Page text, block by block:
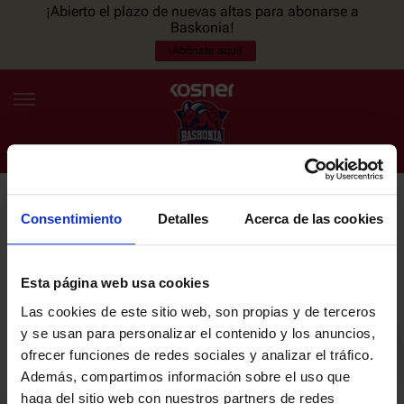
Consentimiento Detalles Acerca de las cookies
Esta página web usa cookies
Las cookies de este sitio web, son propias y de terceros
y se usan para personalizar el contenido y los anuncios,
ofrecer funciones de redes sociales y analizar el tráfico.
Además, compartimos información sobre el uso que
haga del sitio web con nuestros partners de redes
¡Abierto el plazo de nuevas altas para abonarse a
Baskonia!
¡Abónate aquí!
ES EU
NOTICIAS
PLANTILLA
ENTRADAS
NEWSLETTER
últimas noticias y promociones del club.
Email
He leído y acepto laPolítica de privacidaddel SASKI BASKONIA